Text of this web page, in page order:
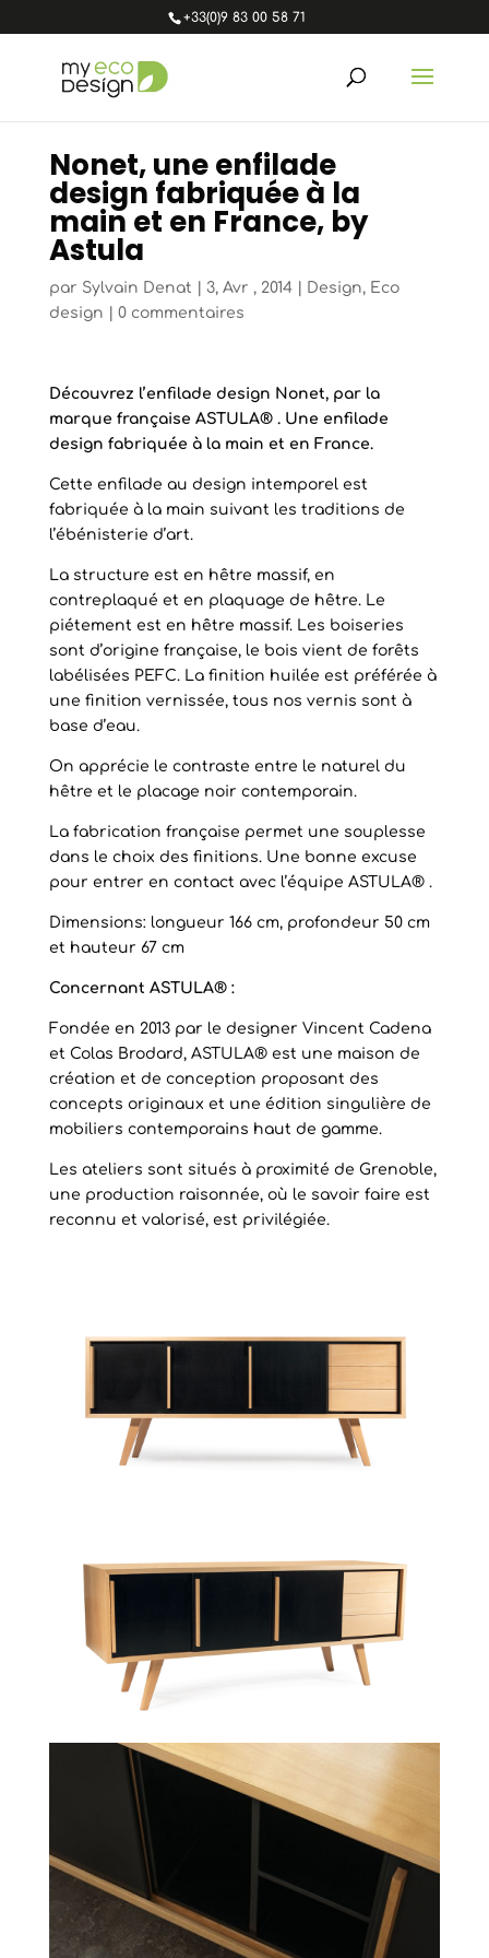
+33(0)9 83 00 58 71
Nonet, une enfilade
design fabriquée à la
main et en France, by
Astula
par Sylvain Denat 3, Avr , 2014| Design, Eco
design
0 commentaires
Découvrez l’enfilade design Nonet, par la
marque française ASTULA® . Une enfilade
design fabriquée à la main et en France.
Cette enfilade au design intemporel est
fabriquée à la main suivant les traditions de
l’ébénisterie d’art.
La structure est en hêtre massif, en
contreplaqué et en plaquage de hêtre. Le
piétement est en hêtre massif. Les boiseries
sont d’origine française, le bois vient de forêts
labélisées PEFC. La finition huilée est préférée à
une finition vernissée, tous nos vernis sont à
base d’eau.
On apprécie le contraste entre le naturel du
hêtre et le placage noir contemporain.
La fabrication française permet une souplesse
dans le choix des finitions. Une bonne excuse
pour entrer en contact avec l’équipe ASTULA® .
Dimensions: longueur 166 cm, profondeur 50 cm
et hauteur 67 cm
Concernant ASTULA® :
Fondée en 2013 par le designer Vincent Cadena
et Colas Brodard, ASTULA® est une maison de
création et de conception proposant des
concepts originaux et une édition singulière de
mobiliers contemporains haut de gamme.
Les ateliers sont situés à proximité de Grenoble,
une production raisonnée, où le savoir faire est
reconnu et valorisé, est privilégiée.